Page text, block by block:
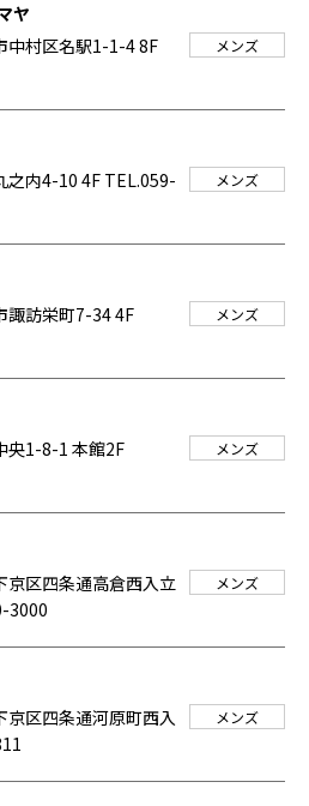
ヤ
中村区名駅1-1-4 8F
メンズ
之内4-10 4F TEL.059-
メンズ
諏訪栄町7-34 4F
メンズ
央1-8-1 本館2F
メンズ
京区四条通高倉西入立
3000
メンズ
区四条通河原町西入
メンズ